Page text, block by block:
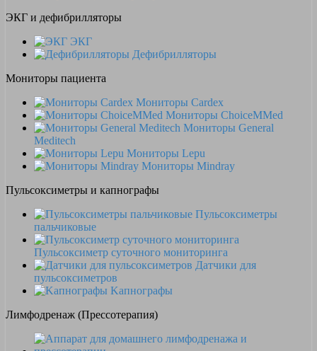
ЭКГ и дефибрилляторы
ЭКГ
Дефибрилляторы
Мониторы пациента
Мониторы Cardex
Мониторы ChoiceMMed
Мониторы General
Meditech
Мониторы Lepu
Мониторы Mindray
Пульсоксиметры и капнографы
Пульсоксиметры
пальчиковые
Пульсоксиметр суточного мониторинга
Датчики для
пульсоксиметров
Kапнографы
Лимфодренаж (Прессотерапия)